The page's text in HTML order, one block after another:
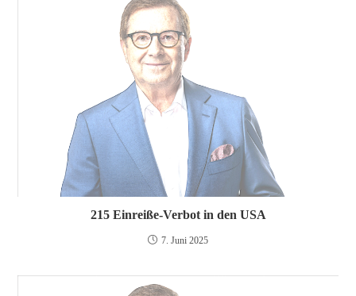
215 Einreiße-Verbot in den USA
7. Juni 2025